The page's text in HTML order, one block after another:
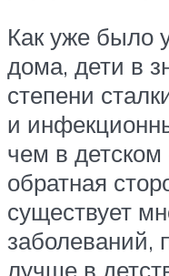
Как уже было
дома, дети в
степени
и
чем в детском
обратная
существует
заболеваний,
лучше в